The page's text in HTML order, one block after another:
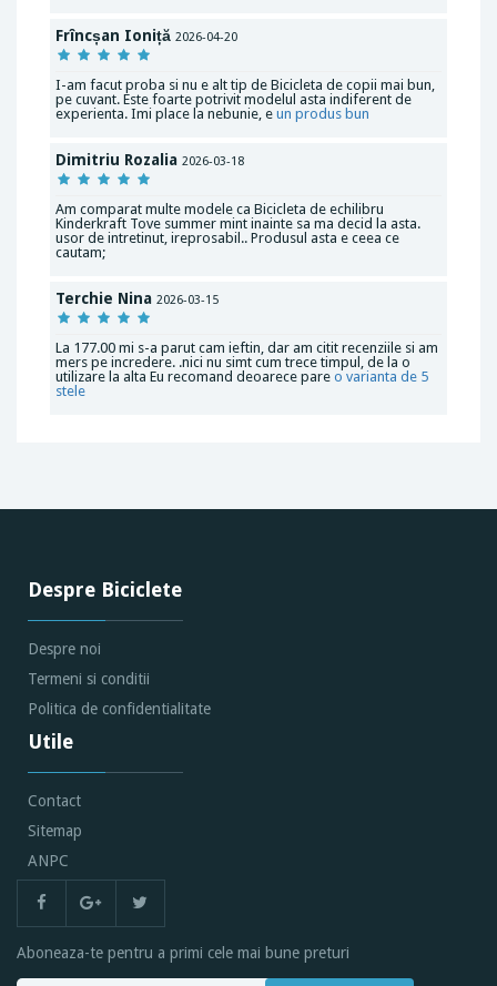
Frîncșan Ioniță 2026-04-20
I-am facut proba si nu e alt tip de Bicicleta de copii mai bun,
pe cuvant. Este foarte potrivit modelul asta indiferent de
experienta. Imi place la nebunie, e un produs bun
Dimitriu Rozalia 2026-03-18
Am comparat multe modele ca Bicicleta de echilibru
Kinderkraft Tove summer mint inainte sa ma decid la asta.
usor de intretinut, ireprosabil.. Produsul asta e ceea ce
cautam;
Terchie Nina 2026-03-15
La 177.00 mi s-a parut cam ieftin, dar am citit recenziile si am
mers pe incredere. .nici nu simt cum trece timpul, de la o
utilizare la alta Eu recomand deoarece pare o varianta de 5
stele
Despre Biciclete
Despre noi
Termeni si conditii
Politica de confidentialitate
Utile
Contact
Sitemap
ANPC
Aboneaza-te pentru a primi cele mai bune preturi